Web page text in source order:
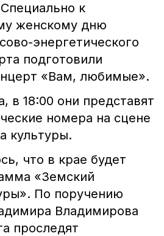
к
женскому дню
энергетического
подготовили
«Вам, любимые».
в 18:00 они представят
номера на сцене
культуры.
что в крае будет
«Земский
По поручению
Владимирова
проследят